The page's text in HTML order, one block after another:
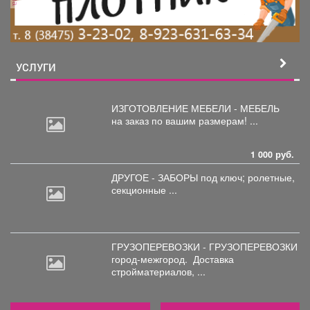
УСЛУГИ
ИЗГОТОВЛЕНИЕ МЕБЕЛИ - МЕБЕЛЬ
на заказ по вашим размерам! ...
1 000 руб.
ДРУГОЕ - ЗАБОРЫ под ключ; ролетные,
секционные ...
ГРУЗОПЕРЕВОЗКИ - ГРУЗОПЕРЕВОЗКИ
город-межгород. Доставка
стройматериалов, ...